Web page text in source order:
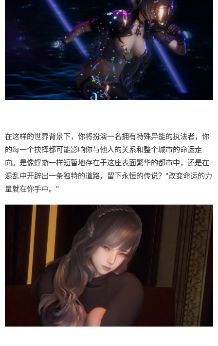
在这样的世界背景下，你将扮演一名拥有特殊异能的执法者，你
的每一个抉择都可能影响你与他人的关系和整个城市的命运走
向。是像蜉蝣一样短暂地存在于这座表面繁华的都市中，还是在
混乱中开辟出一条独特的道路，留下永恒的传说？"改变命运的力
量就在你手中。"